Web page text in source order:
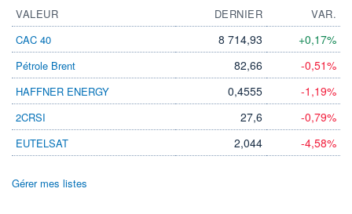
VALEUR DERNIER
VAR.
CAC 40
8 714,93 +0,17%
Pétrole Brent 82,66 -0,51%
HAFFNER ENERGY 0,4555 -1,19%
2CRSI 27,6 -0,79%
EUTELSAT 2,044 -4,58%
Gérer mes listes